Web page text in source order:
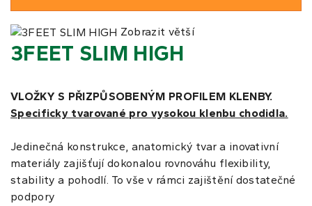
Zobrazit větší
3FEET SLIM HIGH
VLOŽKY S PŘIZPŮSOBENÝM PROFILEM KLENBY.
Specificky tvarované pro vysokou klenbu chodidla.
Jedinečná konstrukce, anatomický tvar a inovativní
materiály zajišťují dokonalou rovnováhu flexibility,
stability a pohodlí. To vše v rámci zajištění dostatečné
podpory